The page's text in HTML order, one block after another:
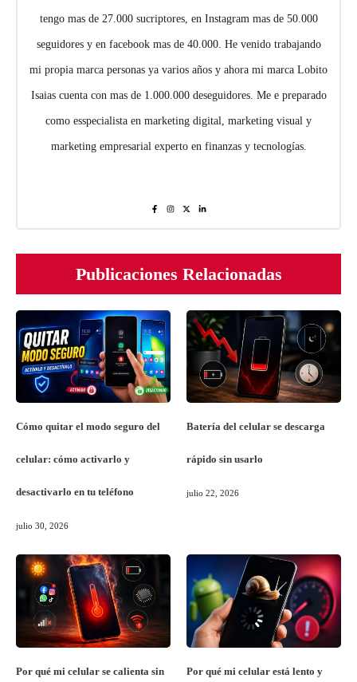
tengo mas de 27.000 sucriptores, en Instagram mas de 50.000
seguidores y en facebook mas de 40.000. He venido trabajando
mi propia marca personas ya varios años y ahora mi marca Lobito
Isaias cuenta con mas de 1.000.000 deseguidores. Me e preparado
como esspecialista en marketing digital, marketing visual y
marketing empresarial experto en finanzas y tecnologías.
Publicaciones Relacionadas
Cómo quitar el modo seguro del
celular: cómo activarlo y
desactivarlo en tu teléfono
julio 30, 2026
Batería del celular se descarga
rápido sin usarlo
julio 22, 2026
Por qué mi celular se calienta sin Por qué mi celular está lento y